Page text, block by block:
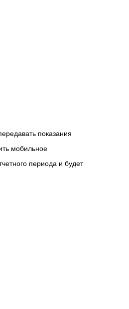
показания
мобильное
периода и будет